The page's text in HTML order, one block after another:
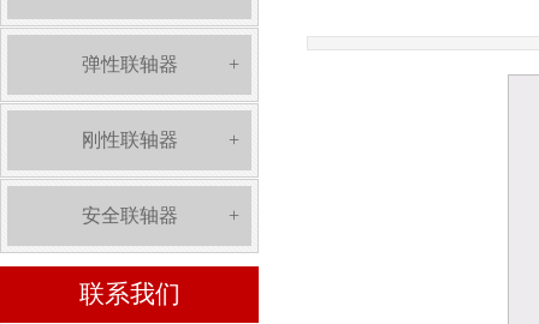
弹性联轴器 +
刚性联轴器 +
安全联轴器 +
联系我们